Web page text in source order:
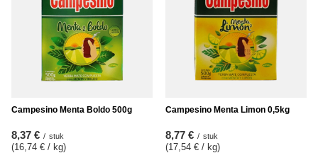
Campesino Menta Boldo 500g
8,37 € / stuk
(16,74 € / kg)
Campesino Menta Limon 0,5kg
8,77 € / stuk
(17,54 € / kg)